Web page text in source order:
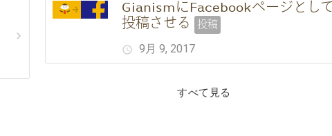
chevron_right
GianismにFacebookページとして
投稿させる
投稿
schedule 9月 9, 2017
すべて見る